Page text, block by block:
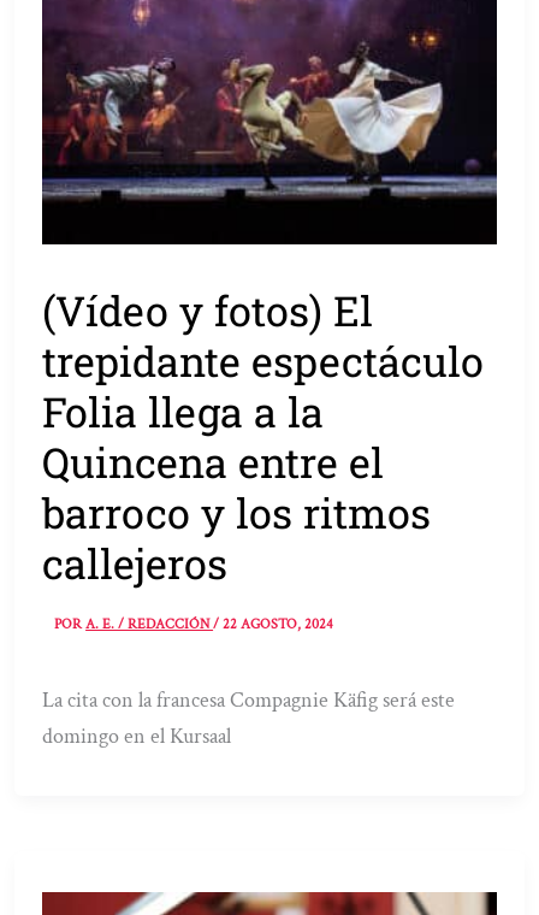
(Vídeo y fotos) El
trepidante espectáculo
Folia llega a la
Quincena entre el
barroco y los ritmos
callejeros
PORA. E. / REDACCIÓN/22 AGOSTO, 2024
La cita con la francesa Compagnie Käfig será este
domingo en el Kursaal